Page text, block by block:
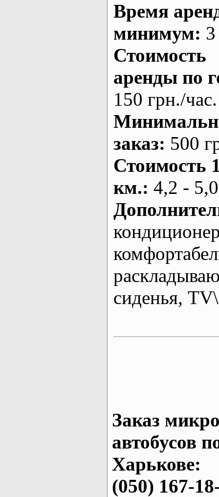
Время
минимум:
Стоимость
аренды по
150 грн./час.
заказ: 500
Стоимость
км.: 4,2 -
сиденья,
Заказ
автобусов
Харькове:
(050) 167-